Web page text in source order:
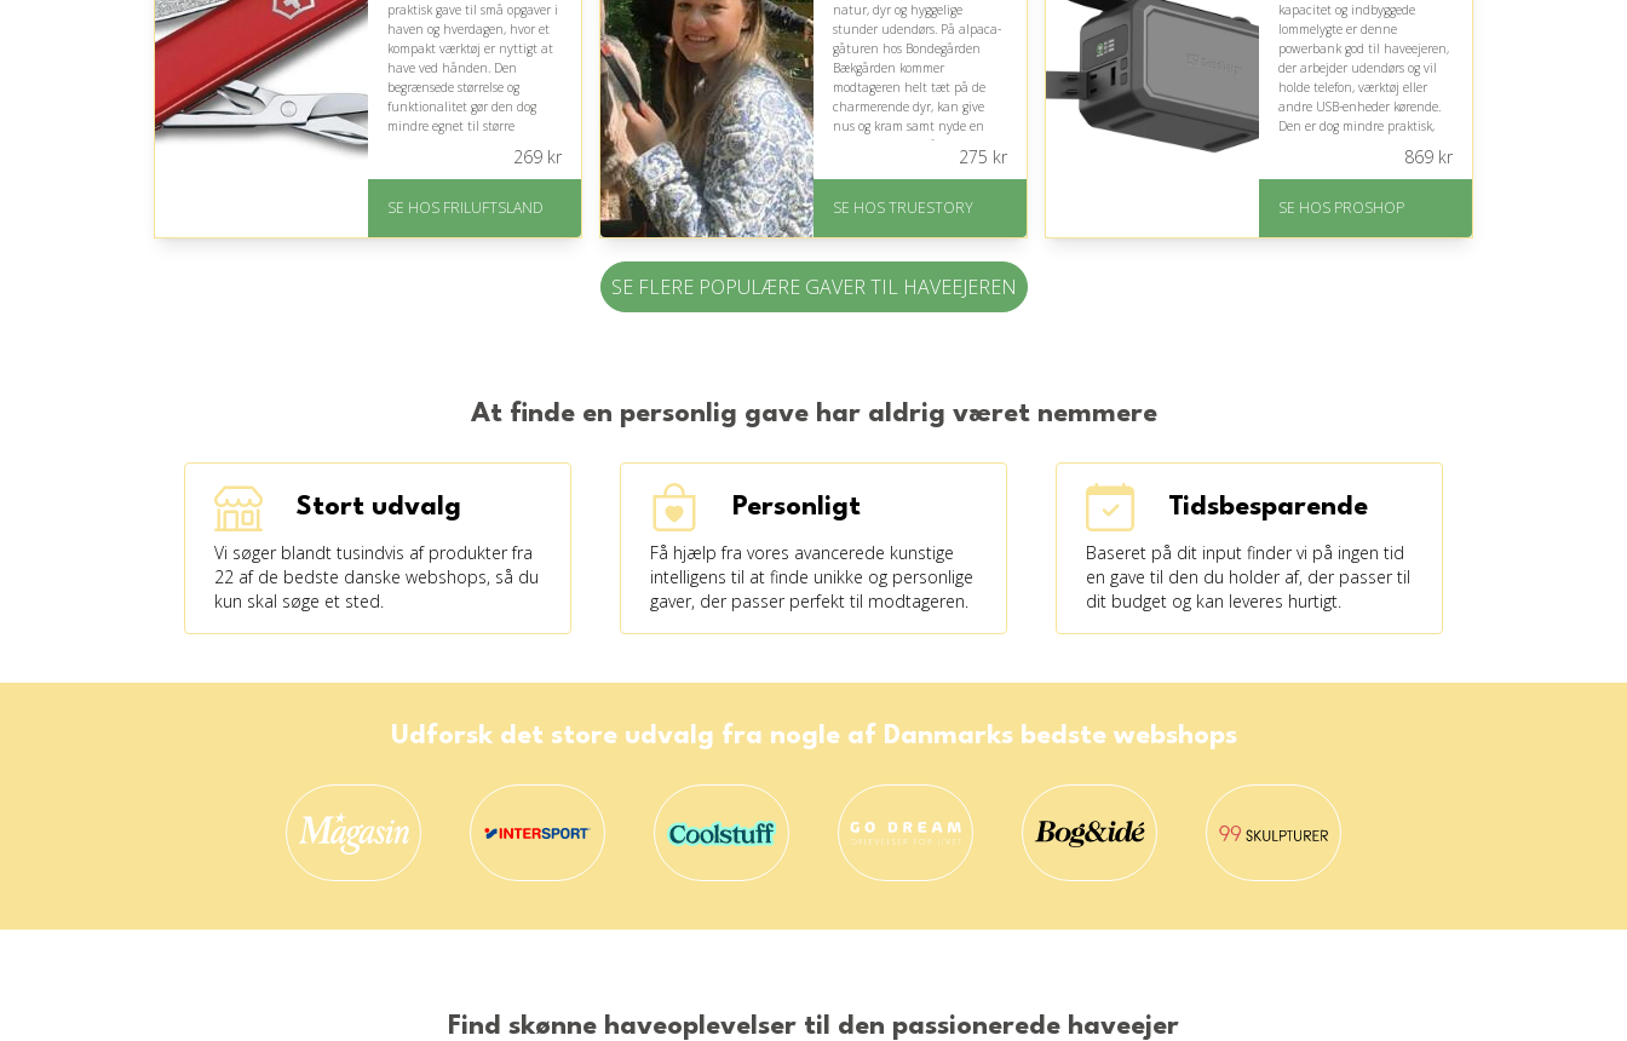
praktisk gave til små opgaver i
haven og hverdagen, hvor et
kompakt værktøj er nyttigt at
have ved hånden. Den
begrænsede størrelse og
funktionalitet gør den dog
mindre egnet til større
På lager
Levering: 1-2 hverdage
269kr
SE HOS FRILUFTSLAND
natur, dyr og hyggelige
stunder udendørs. På alpaca-
gåturen hos Bondegården
Bækgården kommer
modtageren helt tæt på de
charmerende dyr, kan give
nus og kram samt nyde en
anderledes dag på landet.
På lager
Levering: 1-2 dages
Fremragende Trustpilot
rating på 4.7 ud af 5
275 kr
SE HOS TRUESTORY
kapacitet og indbyggede
lommelygte er denne
powerbank god til haveejeren,
der arbejder udendørs og vil
holde telefon, værktøj eller
andre USB-enheder kørende.
Den er dog mindre praktisk,
dækkes tæt på hjemmets
stikkontakter.
Levering: 2-12 hverdage
869kr
SE HOS PROSHOP
SE FLERE POPULÆRE GAVER TIL HAVEEJEREN
At finde en personlig gave har aldrig været nemmere
Stort udvalg
Vi søger blandt tusindvis af produkter fra
22 af de bedste danske webshops, så du
kun skal søge et sted.
Personligt
Få hjælp fra vores avancerede kunstige
intelligens til at finde unikke og personlige
gaver, der passer perfekt til modtageren.
Tidsbesparende
Baseret på dit input finder vi på ingen tid
en gave til den du holder af, der passer til
dit budget og kan leveres hurtigt.
Udforsk det store udvalg fra nogle af Danmarks bedste webshops
Find skønne haveoplevelser til den passionerede haveejer